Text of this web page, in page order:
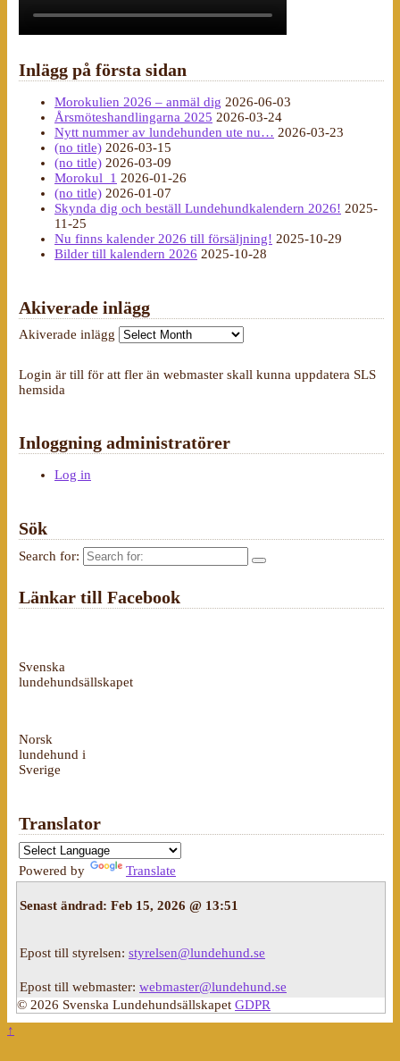
Inlägg på första sidan
Morokulien 2026 – anmäl dig 2026-06-03
Årsmöteshandlingarna 2025 2026-03-24
Nytt nummer av lundehunden ute nu… 2026-03-23
(no title) 2026-03-15
(no title) 2026-03-09
Morokul_1 2026-01-26
(no title) 2026-01-07
Skynda dig och beställ Lundehundkalendern 2026! 2025-
11-25
Nu finns kalender 2026 till försäljning! 2025-10-29
Bilder till kalendern 2026 2025-10-28
Akiverade inlägg
Akiverade inlägg
Login är till för att fler än webmaster skall kunna uppdatera SLS
hemsida
Inloggning administratörer
Log in
Sök
Search for:
Länkar till Facebook
Svenska
lundehundsällskapet
Norsk
lundehund i
Sverige
Translator
Powered by Translate
Senast ändrad: Feb 15, 2026 @ 13:51
Epost till styrelsen: styrelsen@lundehund.se
Epost till webmaster: webmaster@lundehund.se
© 2026 Svenska Lundehundsällskapet GDPR
↑